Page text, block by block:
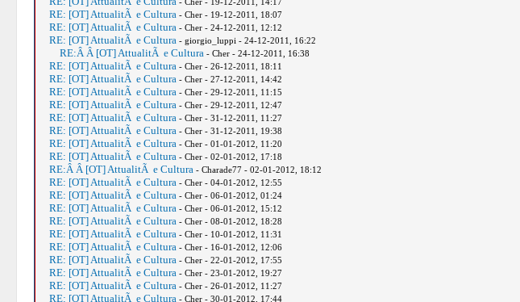
RE: [OT] AttualitÃ e Cultura - Cher - 19-12-2011, 18:07
RE: [OT] AttualitÃ e Cultura - Cher - 24-12-2011, 12:12
RE: [OT] AttualitÃ e Cultura - giorgio_luppi - 24-12-2011, 16:22
RE:Â Â [OT] AttualitÃ e Cultura - Cher - 24-12-2011, 16:38
RE: [OT] AttualitÃ e Cultura - Cher - 26-12-2011, 18:11
RE: [OT] AttualitÃ e Cultura - Cher - 27-12-2011, 14:42
RE: [OT] AttualitÃ e Cultura - Cher - 29-12-2011, 11:15
RE: [OT] AttualitÃ e Cultura - Cher - 29-12-2011, 12:47
RE: [OT] AttualitÃ e Cultura - Cher - 31-12-2011, 11:27
RE: [OT] AttualitÃ e Cultura - Cher - 31-12-2011, 19:38
RE: [OT] AttualitÃ e Cultura - Cher - 01-01-2012, 11:20
RE: [OT] AttualitÃ e Cultura - Cher - 02-01-2012, 17:18
RE:Â Â [OT] AttualitÃ e Cultura - Charade77 - 02-01-2012, 18:12
RE: [OT] AttualitÃ e Cultura - Cher - 04-01-2012, 12:55
RE: [OT] AttualitÃ e Cultura - Cher - 06-01-2012, 01:24
RE: [OT] AttualitÃ e Cultura - Cher - 06-01-2012, 15:12
RE: [OT] AttualitÃ e Cultura - Cher - 08-01-2012, 18:28
RE: [OT] AttualitÃ e Cultura - Cher - 10-01-2012, 11:31
RE: [OT] AttualitÃ e Cultura - Cher - 16-01-2012, 12:06
RE: [OT] AttualitÃ e Cultura - Cher - 22-01-2012, 17:55
RE: [OT] AttualitÃ e Cultura - Cher - 23-01-2012, 19:27
RE: [OT] AttualitÃ e Cultura - Cher - 26-01-2012, 11:27
RE: [OT] AttualitÃ e Cultura - Cher - 30-01-2012, 17:44